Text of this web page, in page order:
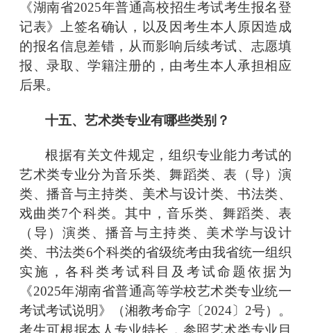
《湖南省2025年普通高校招生考试考生报名登
记表》上签名确认，以及因考生本人原因造成
的报名信息差错，从而影响后续考试、志愿填
报、录取、学籍注册的，由考生本人承担相应
后果。
十五、艺术类专业有哪些类别？
根据有关文件规定，组织专业能力考试的
艺术类专业分为音乐类、舞蹈类、表（导）演
类、播音与主持类、美术与设计类、书法类、
戏曲类7个科类。其中，音乐类、舞蹈类、表
（导）演类、播音与主持类、美术学与设计
类、书法类6个科类的省级统考由我省统一组织
实施，各科类考试科目及考试命题依据为
《2025年湖南省普通高等学校艺术类专业统一
考试考试说明》（湘教考命字〔2024〕2号）。
考生可根据本人专业特长，参照艺术类专业目